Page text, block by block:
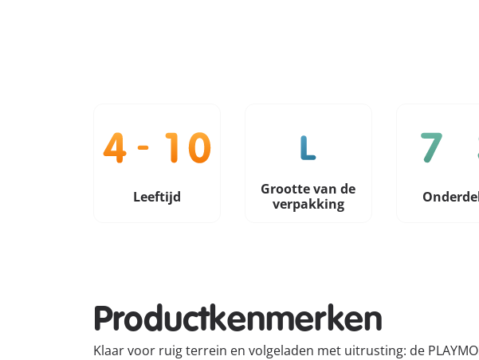
Leeftijd
Grootte van de
verpakking
Productkenmerken
Klaar voor ruig terrein en volgeladen met uitrusting: de